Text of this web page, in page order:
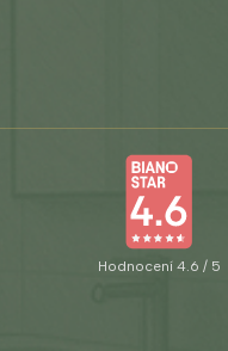
Hodnocení 4.6 / 5